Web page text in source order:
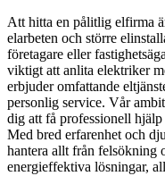
Att hitta en pålitlig elfirma
elarbeten och större
företagare eller
viktigt att anlita elektriker
erbjuder omfattande
personlig service. Vår
dig att få professionell
Med bred erfarenhet och
hantera allt från felsökning
energieffektiva lösningar,